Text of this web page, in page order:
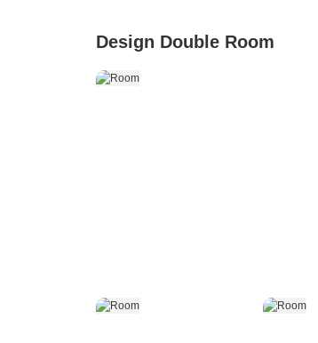
Design Double Room